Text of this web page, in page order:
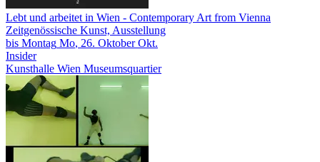
Lebt und arbeitet in Wien - Contemporary Art from Vienna
Zeitgenössische Kunst, Ausstellung
bis Montag Mo, 26. Oktober Okt.
Insider
Kunsthalle Wien Museumsquartier